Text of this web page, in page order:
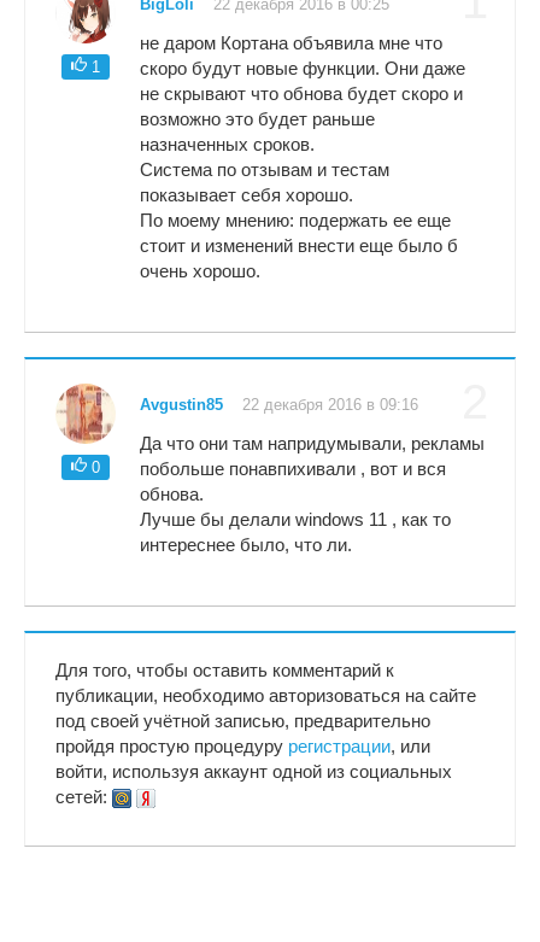
1
BigLoli 22 декабря 2016 в 00:25
не даром Кортана объявила мне что
скоро будут новые функции. Они даже
не скрывают что обнова будет скоро и
возможно это будет раньше
назначенных сроков.
Система по отзывам и тестам
показывает себя хорошо.
По моему мнению: подержать ее еще
стоит и изменений внести еще было б
очень хорошо.
0
Avgustin85 22 декабря 2016 в 09:16
Да что они там напридумывали, рекламы
побольше понавпихивали , вот и вся
обнова.
Лучше бы делали windows 11 , как то
интереснее было, что ли.
Для того, чтобы оставить комментарий к
публикации, необходимо авторизоваться на сайте
под своей учётной записью, предварительно
пройдя простую процедуру регистрации, или
войти, используя аккаунт одной из социальных
сетей: